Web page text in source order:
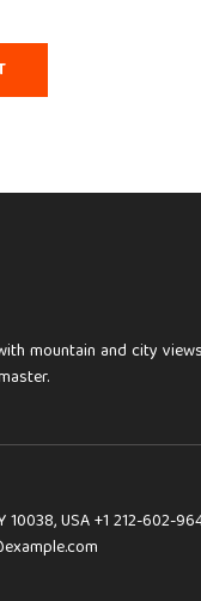
mountain and city
10038, USA+1 212-602-